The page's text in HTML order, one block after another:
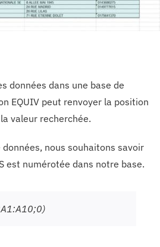
données dans une base de
EQUIV peut renvoyer la position
valeur recherchée.
nous souhaitons savoir
est numérotée dans notre base.